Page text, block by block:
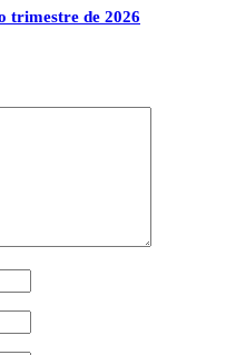
trimestre de 2026